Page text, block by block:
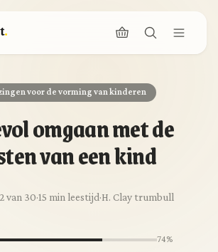
voor de vorming van kinderen
omgaan met de
van een kind
van 30·15 min leestijd·H. Clay trumbull
74%